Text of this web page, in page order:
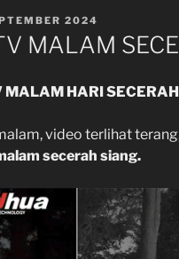
2024
MALAM
MALAM HARI
video terlihat
secerah siang.